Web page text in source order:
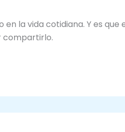
la vida cotidiana. Y es que
compartirlo.